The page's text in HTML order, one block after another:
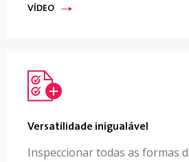
VÍDEO
Versatilidade inigualável
Inspeccionar todas as formas